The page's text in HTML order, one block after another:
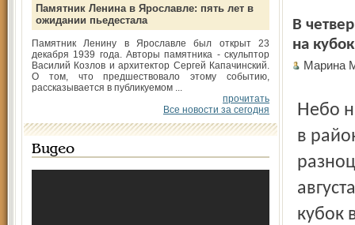
Памятник Ленина в Ярославле: пять лет в
ожидании пьедестала
Памятник Ленину в Ярославле был открыт 23
декабря 1939 года. Авторы памятника - скульптор
Василий Козлов и архитектор Сергей Капачинский.
О том, что предшествовало этому событию,
рассказывается в публикуемом ...
прочитать
Все новости за сегодня
Видео
В
на
Марина
Небо над аэродромом Южный, что в пригороде Рыбинска
в
кубок